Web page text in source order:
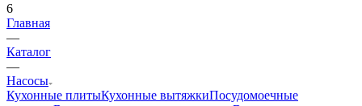
6
Главная
—
Каталог
—
Насосы
Кухонные плитыКухонные вытяжкиПосудомоечные